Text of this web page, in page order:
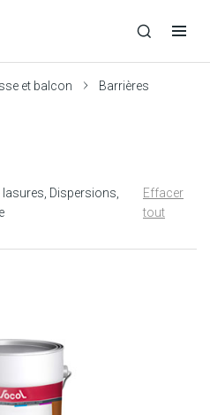
et balcon Barrières
lasures Dispersions
Effacer
tout